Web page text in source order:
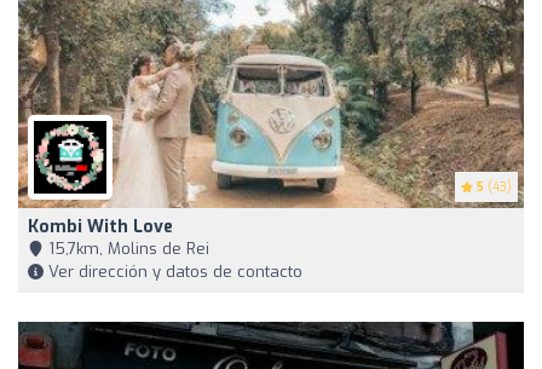
5 (43)
Kombi With Love
15,7km, Molins de Rei
Ver dirección y datos de contacto